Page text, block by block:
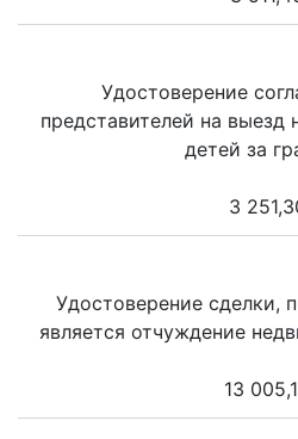
Удостоверение
представителей на выезд
детей за
3
Удостоверение сделки,
является отчуждение
13